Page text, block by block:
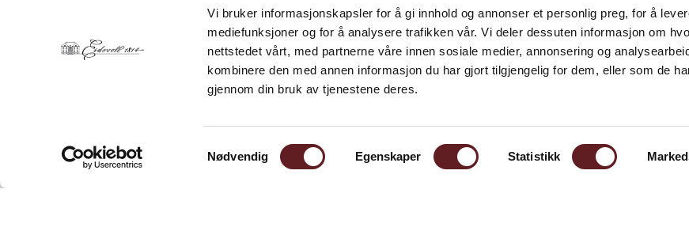
Vi bruker informasjonskapsler for å gi innhold og annonser et personlig preg, for å
mediefunksjoner og for å analysere trafikken vår. Vi deler dessuten informasjon om
nettstedet vårt, med partnerne våre innen sosiale medier, annonsering og
kombinere den med annen informasjon du har gjort tilgjengelig for dem, eller som de
gjennom din bruk av tjenestene deres.
Samtykkevalg
Nødvendig Egenskaper Statistikk
EIDSVOLL 1814
Magovegen 13